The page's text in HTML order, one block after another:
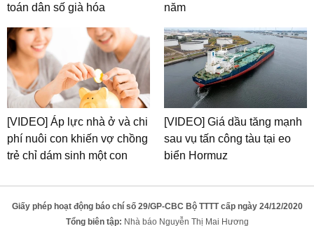
toán dân số già hóa
năm
[VIDEO] Áp lực nhà ở và chi
phí nuôi con khiến vợ chồng
trẻ chỉ dám sinh một con
[VIDEO] Giá dầu tăng mạnh
sau vụ tấn công tàu tại eo
biển Hormuz
Giấy phép hoạt động báo chí số 29/GP-CBC Bộ TTTT cấp ngày 24/12/2020
Tổng biên tập: Nhà báo Nguyễn Thị Mai Hương